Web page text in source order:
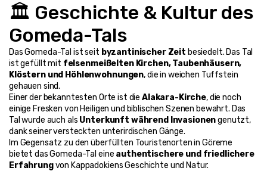
🏛️ Geschichte & Kultur des
Gomeda-Tals
Das Gomeda-Tal ist seit byzantinischer Zeit besiedelt. Das Tal
ist gefüllt mit felsenmeißelten Kirchen, Taubenhäusern,
Klöstern und Höhlenwohnungen, die in weichen Tuffstein
gehauen sind.
Einer der bekanntesten Orte ist die Alakara-Kirche, die noch
einige Fresken von Heiligen und biblischen Szenen bewahrt. Das
Tal wurde auch als Unterkunft während Invasionen genutzt,
dank seiner versteckten unterirdischen Gänge.
Im Gegensatz zu den überfüllten Touristenorten in Göreme
bietet das Gomeda-Tal eine authentischere und friedlichere
Erfahrung von Kappadokiens Geschichte und Natur.